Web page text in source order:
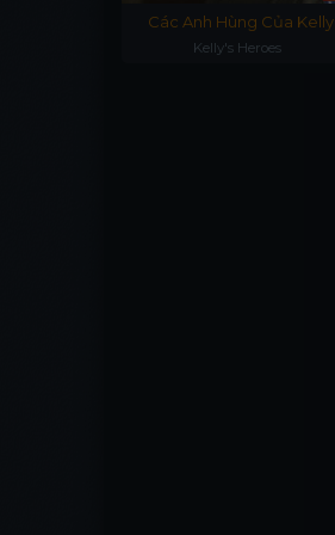
Các Anh Hùng Của Kelly
Kelly's Heroes